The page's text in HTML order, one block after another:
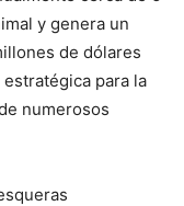
y genera un
de dólares
para la
numerosos